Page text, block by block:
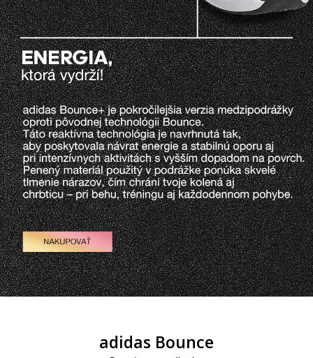
adidas Bounce